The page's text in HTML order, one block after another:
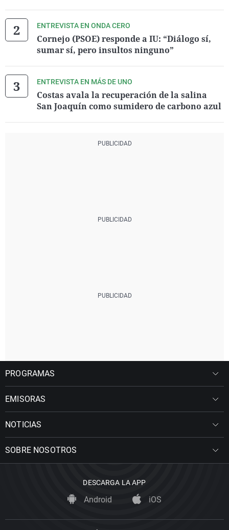
ENTREVISTA EN ONDA CERO
Cornejo (PSOE) responde a IU: “Diálogo sí,
sumar sí, pero insultos ninguno”
ENTREVISTA EN MÁS DE UNO
Costas avala la recuperación de la salina
San Joaquín como sumidero de carbono azul
PROGRAMAS
EMISORAS
NOTICIAS
SOBRE NOSOTROS
DESCARGA LA APP
Android iOS